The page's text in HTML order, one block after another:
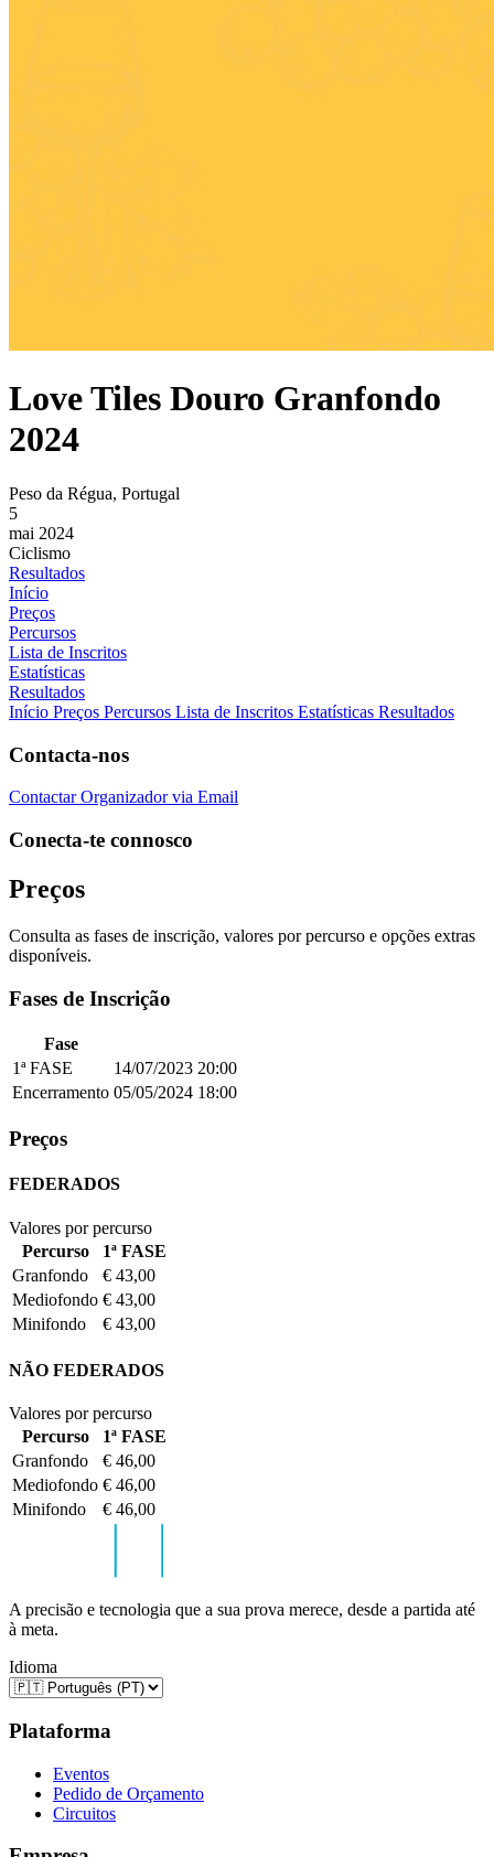
Love Tiles Douro Granfondo
2024
Peso da Régua, Portugal
5
mai 2024
Ciclismo
Resultados
Início
Preços
Percursos
Lista de Inscritos
Estatísticas
Resultados
Início Preços Percursos Lista de Inscritos Estatísticas Resultados
Contacta-nos
Contactar Organizador via Email
Conecta-te connosco
Preços
Consulta as fases de inscrição, valores por percurso e opções extras
disponíveis.
Fases de Inscrição
Fase
1ª FASE
14/07/2023 20:00
Encerramento 05/05/2024 18:00
Preços
FEDERADOS
Valores por percurso
Percurso
1ª FASE
Granfondo
€ 43,00
Mediofondo € 43,00
Minifondo
€ 43,00
NÃO FEDERADOS
Valores por percurso
Percurso
1ª FASE
Granfondo
€ 46,00
Mediofondo € 46,00
Minifondo
€ 46,00
A precisão e tecnologia que a sua prova merece, desde a partida até
à meta.
Idioma
Plataforma
Eventos
Pedido de Orçamento
Circuitos